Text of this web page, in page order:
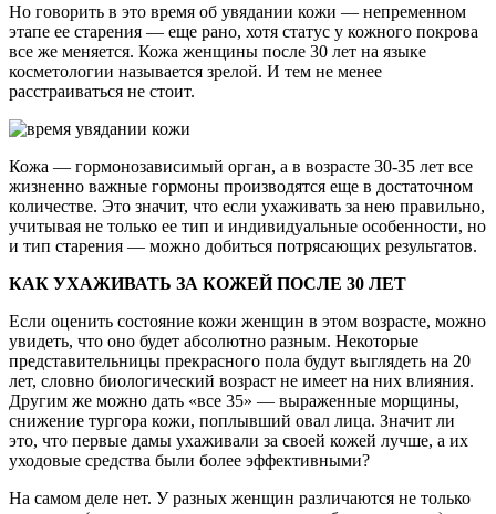
Но говорить в это время об увядании кожи — непременном
этапе ее старения — еще рано, хотя статус у кожного покрова
все же меняется. Кожа женщины после 30 лет на языке
косметологии называется зрелой. И тем не менее
расстраиваться не стоит.
Кожа — гормонозависимый орган, а в возрасте 30-35 лет все
жизненно важные гормоны производятся еще в достаточном
количестве. Это значит, что если ухаживать за нею правильно,
учитывая не только ее тип и индивидуальные особенности, но
и тип старения — можно добиться потрясающих результатов.
КАК УХАЖИВАТЬ ЗА КОЖЕЙ ПОСЛЕ 30 ЛЕТ
Если оценить состояние кожи женщин в этом возрасте, можно
увидеть, что оно будет абсолютно разным. Некоторые
представительницы прекрасного пола будут выглядеть на 20
лет, словно биологический возраст не имеет на них влияния.
Другим же можно дать «все 35» — выраженные морщины,
снижение тургора кожи, поплывший овал лица. Значит ли
это, что первые дамы ухаживали за своей кожей лучше, а их
уходовые средства были более эффективными?
На самом деле нет. У разных женщин различаются не только